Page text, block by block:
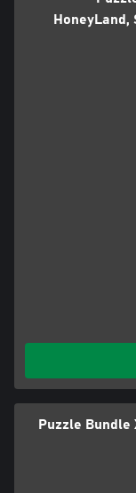
HoneyLand,
Puzzle Bundle